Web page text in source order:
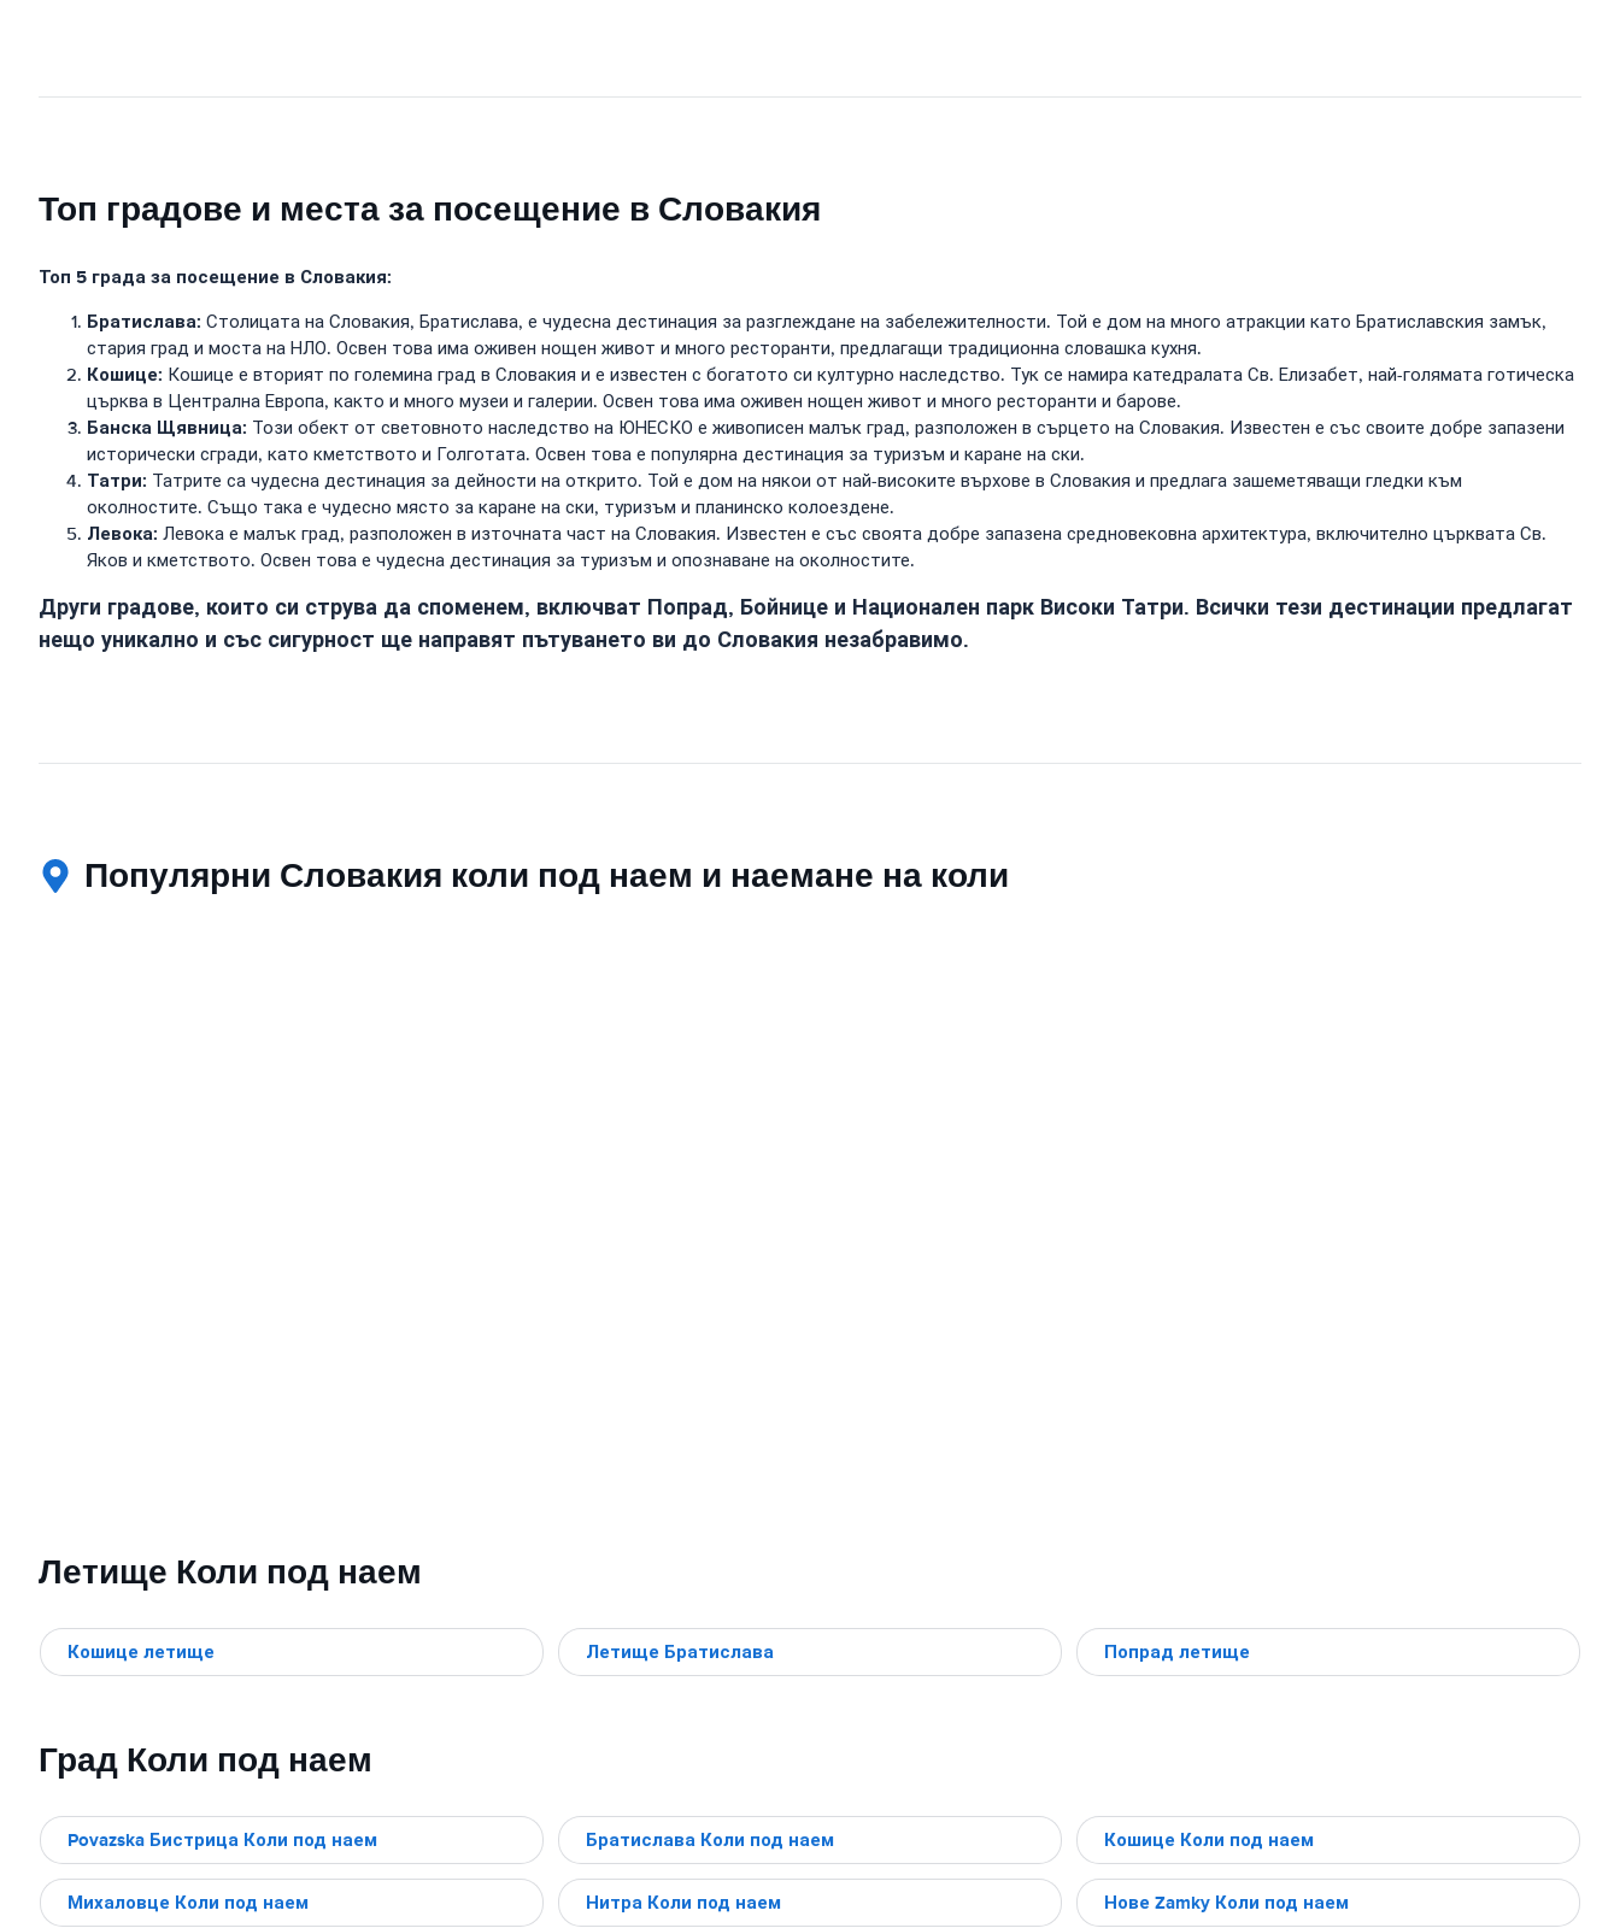
Топ градове и места за посещение в Словакия
Топ 5 града за посещение в Словакия:
Братислава: Столицата на Словакия, Братислава, е чудесна дестинация за разглеждане на забележителности. Той е дом на много атракции като Братиславския замък,
стария град и моста на НЛО. Освен това има оживен нощен живот и много ресторанти, предлагащи традиционна словашка кухня.
Кошице: Кошице е вторият по големина град в Словакия и е известен с богатото си културно наследство. Тук се намира катедралата Св. Елизабет, най-голямата готическа
църква в Централна Европа, както и много музеи и галерии. Освен това има оживен нощен живот и много ресторанти и барове.
Банска Щявница: Този обект от световното наследство на ЮНЕСКО е живописен малък град, разположен в сърцето на Словакия. Известен е със своите добре запазени
исторически сгради, като кметството и Голготата. Освен това е популярна дестинация за туризъм и каране на ски.
Татри: Татрите са чудесна дестинация за дейности на открито. Той е дом на някои от най-високите върхове в Словакия и предлага зашеметяващи гледки към
околностите. Също така е чудесно място за каране на ски, туризъм и планинско колоездене.
Левока: Левока е малък град, разположен в източната част на Словакия. Известен е със своята добре запазена средновековна архитектура, включително църквата Св.
Яков и кметството. Освен това е чудесна дестинация за туризъм и опознаване на околностите.
Други градове, които си струва да споменем, включват Попрад, Бойнице и Национален парк Високи Татри. Всички тези дестинации предлагат
нещо уникално и със сигурност ще направят пътуването ви до Словакия незабравимо.
Популярни Словакия коли под наем и наемане на коли
Летище Коли под наем
Кошице летище Летище Братислава Попрад летище
Град Коли под наем
Povazska Бистрица Коли под наем Братислава Коли под наем Кошице Коли под наем
Михаловце Коли под наем Нитра Коли под наем Нове Zamky Коли под наем